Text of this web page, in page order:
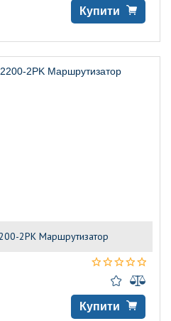
Купити
2PK Маршрутизатор
Купити